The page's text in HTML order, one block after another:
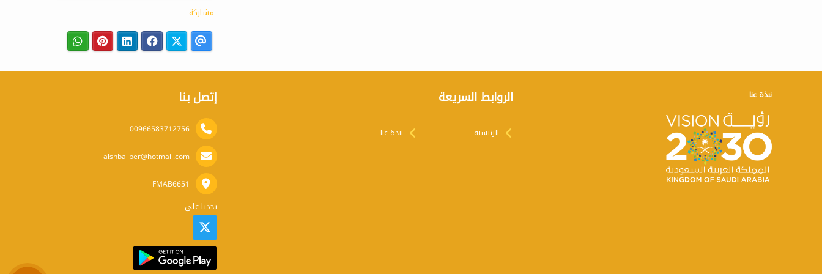
مشاركة
نبذة عنا الروابط السريعة
الرئيسية نبذة عنا
إتصل بنا
00966583712756
alshba_ber@hotmail.com
FMAB6651
تجدنا على